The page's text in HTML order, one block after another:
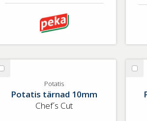
Välj
Potatis
Potatis tärnad 10mm
Chef´s Cut
Välj